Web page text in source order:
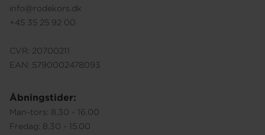
info@rodekors.dk
+45 35 25 92 00
CVR: 20700211
EAN: 5790002478093
Åbningstider:
Man-tors: 8.30 - 16.00
Fredag: 8.30 - 15.00